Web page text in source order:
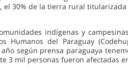
30% de la tierra rural
indígenas y
Humanos del Paraguay
según prensa paraguaya
3 mil personas fueron afectadas